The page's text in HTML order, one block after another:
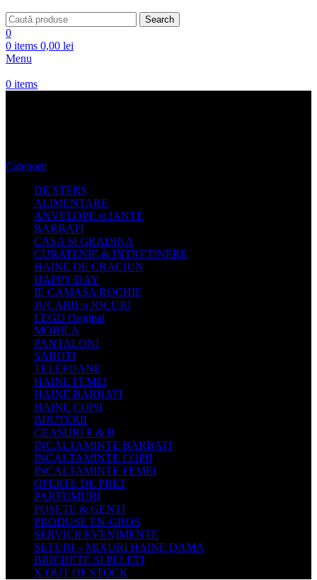
Search
0
0 items 0,00 lei
Menu
0 items
Categorii
DE STERS
ALIMENTARE
ANVELOPE si JANTE
BARBATI
CASA SI GRADINA
CURATENIE & INTRETINERE
HAINE DE CRACIUN
HAPPY DAY
IE CAMASA ROCHIE
JUCARII si JOCURI
LEGO Original
MOBILA
PANTALONI
SABOTI
TELEFOANE
HAINE FEMEI
HAINE BARBATI
HAINE COPII
BIJUTERII
CEASURI F & B
INCALTAMINTE BARBATI
INCALTAMINTE COPII
INCALTAMINTE FEMEI
OFERTE DE PRET
PARFUMURI
POSETE & GENTI
PRODUSE EN-GROS
SERVICII EVENIMENTE
SETURI – MIXURI HAINE DAMA
BRICHETE SI PELETI
X OUT OF STOCK